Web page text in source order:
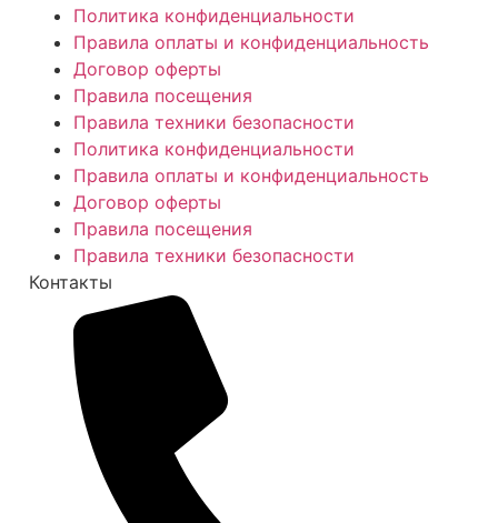
Политика конфиденциальности
Правила оплаты и конфиденциальность
Договор оферты
Правила посещения
Правила техники безопасности
Политика конфиденциальности
Правила оплаты и конфиденциальность
Договор оферты
Правила посещения
Правила техники безопасности
Контакты